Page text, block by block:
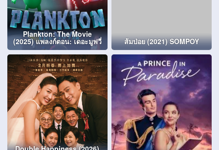
Plankton: The Movie
(2025) แพลงก์ตอน: เดอะมูฟวี่ ส้มป่อย (2021) SOMPOY